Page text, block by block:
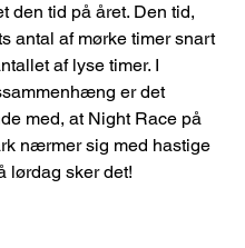
den tid på året. Den tid,
antal af mørke timer snart
af lyse timer. I
er det
med, at Night Race på
nærmer sig med hastige
lørdag sker det!